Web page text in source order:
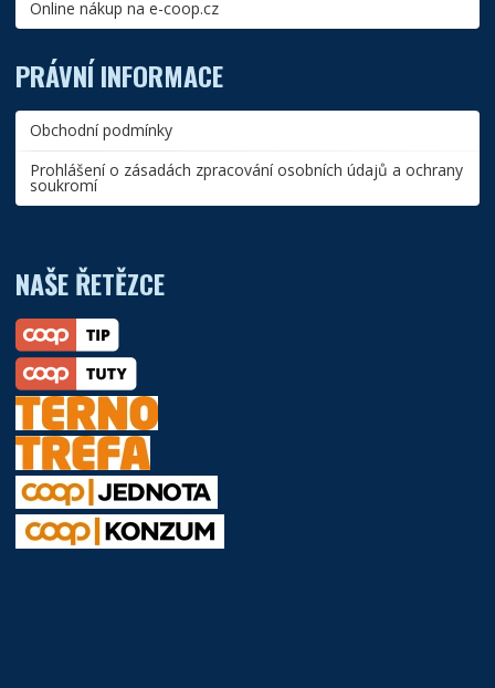
Online nákup na e-coop.cz
PRÁVNÍ INFORMACE
Obchodní podmínky
Prohlášení o zásadách zpracování osobních údajů a ochrany
soukromí
NAŠE ŘETĚZCE